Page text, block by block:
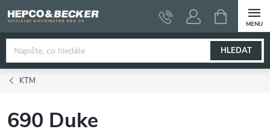
na
obsah
HLEDAT
NÁKUPNÍ
KOŠÍK
KTM
690 Duke